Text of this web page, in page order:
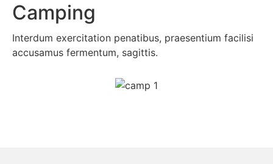
Camping
Interdum exercitation penatibus, praesentium facilisi
accusamus fermentum, sagittis.